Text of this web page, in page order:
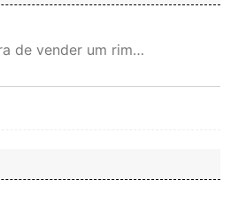
de vender um rim…